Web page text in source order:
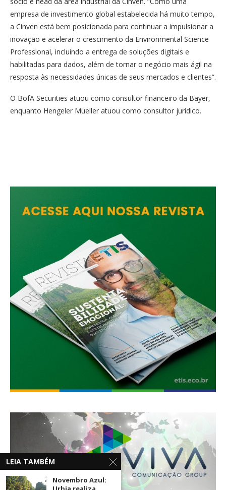
empresa de investimento global estabelecida há muito tempo,
a Cinven está bem posicionada para continuar a impulsionar a
inovação e acelerar o crescimento da Environmental Science
Professional, incluindo a entrega de soluções digitais e
habilitadas para dados, além de tornar o negócio mais ágil na
resposta às necessidades únicas de seus mercados e clientes”.
O BofA Securities atuou como consultor financeiro da Bayer,
enquanto Hengeler Mueller atuou como consultor jurídico.
LEIA TAMBÉM
Novembro Azul: